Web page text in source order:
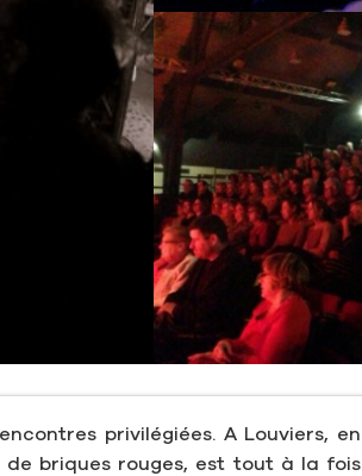
privilégiées. A Louviers, en
de briques rouges, est tout à la fois